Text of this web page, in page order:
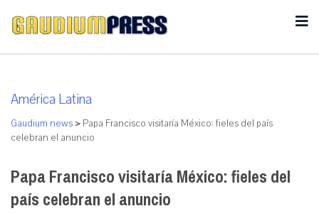
América Latina
Gaudium news > Papa Francisco visitaría México: fieles del país
celebran el anuncio
Papa Francisco visitaría México: fieles del
país celebran el anuncio